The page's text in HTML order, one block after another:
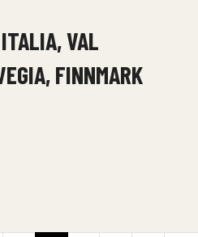
VAL
FINNMARK